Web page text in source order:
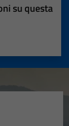
su questa